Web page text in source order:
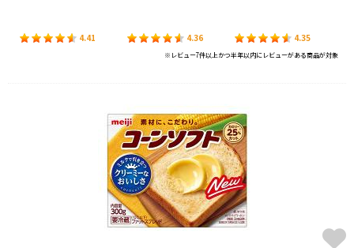
4.41 4.36 4.35
※レビュー7件以上かつ半年以内にレビューがある商品が対象